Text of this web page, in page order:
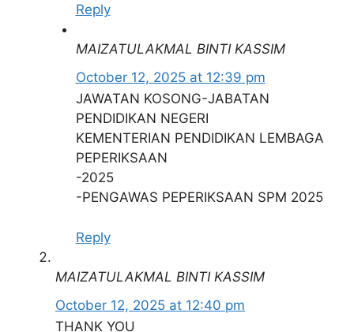
Kriteria Permohonan
Reply
MAIZATULAKMAL BINTI KASSIM
October 12, 2025 at 12:39 pm
JAWATAN KOSONG-JABATAN
PENDIDIKAN NEGERI
KEMENTERIAN PENDIDIKAN LEMBAGA
PEPERIKSAAN
-2025
-PENGAWAS PEPERIKSAAN SPM 2025
Reply
MAIZATULAKMAL BINTI KASSIM
October 12, 2025 at 12:40 pm
THANK YOU